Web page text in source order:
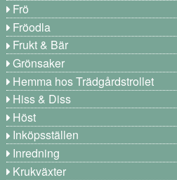
Frö
Fröodla
Frukt & Bär
Grönsaker
Hemma hos Trädgårdstrollet
Hiss & Diss
Höst
Inköpsställen
Inredning
Krukväxter